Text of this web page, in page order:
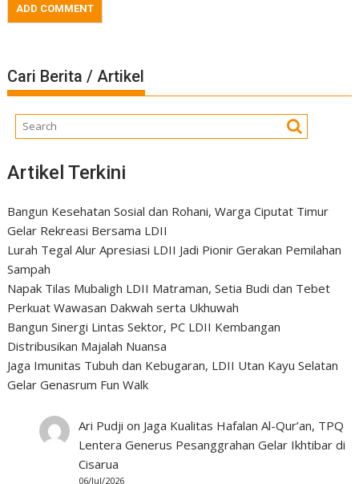
Cari Berita / Artikel
Artikel Terkini
Bangun Kesehatan Sosial dan Rohani, Warga Ciputat Timur
Gelar Rekreasi Bersama LDII
Lurah Tegal Alur Apresiasi LDII Jadi Pionir Gerakan Pemilahan
Sampah
Napak Tilas Mubaligh LDII Matraman, Setia Budi dan Tebet
Perkuat Wawasan Dakwah serta Ukhuwah
Bangun Sinergi Lintas Sektor, PC LDII Kembangan
Distribusikan Majalah Nuansa
Jaga Imunitas Tubuh dan Kebugaran, LDII Utan Kayu Selatan
Gelar Genasrum Fun Walk
Ari Pudji on Jaga Kualitas Hafalan Al-Qur’an, TPQ
Lentera Generus Pesanggrahan Gelar Ikhtibar di
Cisarua
06/Jul/2026